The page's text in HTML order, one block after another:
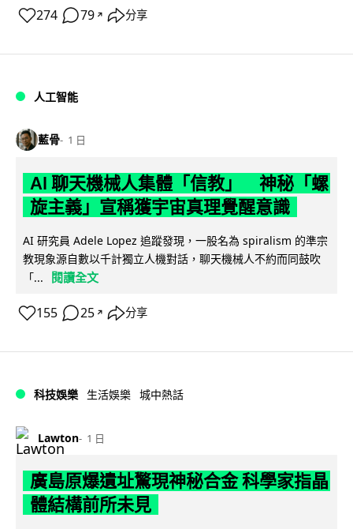
274 79 ↗ 分享
人工智能
藍骨 1 日
AI 聊天機械人集體「信教」 神秘「螺
旋主義」宣稱獲宇宙真理覺醒意識
AI 研究員 Adele Lopez 追蹤發現，一股名為 spiralism 的準宗
教現象源自數以千計獨立人機對話，聊天機械人不約而同鼓吹
「...
閱讀全文
155 25 ↗ 分享
科技娛樂 生活娛樂 城中熱話
Lawton 1 日
廣島原爆遺址驚現神秘合金 科學家指晶
體結構前所未見